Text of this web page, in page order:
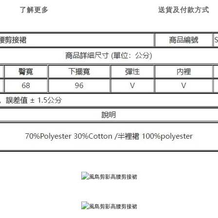
了解更多 送貨及付款方式